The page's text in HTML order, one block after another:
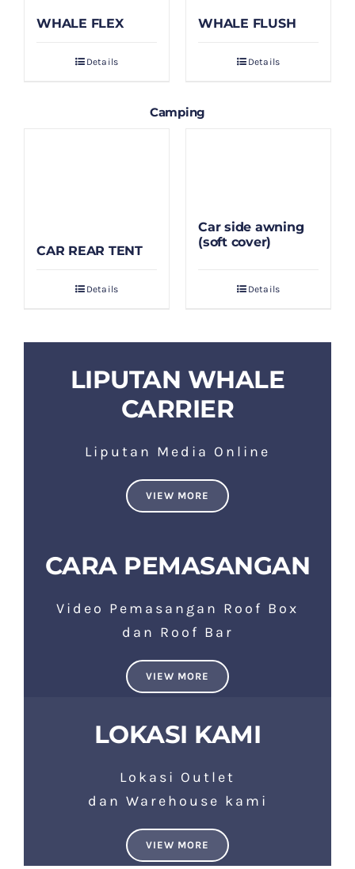
WHALE FLEX
Details
WHALE FLUSH
Details
Camping
CAR REAR TENT
Details
Car side awning
(soft cover)
Details
LIPUTAN WHALE
CARRIER
Liputan Media Online
VIEW MORE
CARA PEMASANGAN
Video Pemasangan Roof Box
dan Roof Bar
VIEW MORE
LOKASI KAMI
Lokasi Outlet
dan Warehouse kami
VIEW MORE